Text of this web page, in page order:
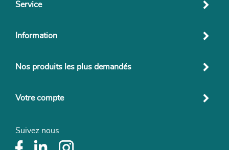
Service
Information
Nos produits les plus demandés
Votre compte
Suivez nous